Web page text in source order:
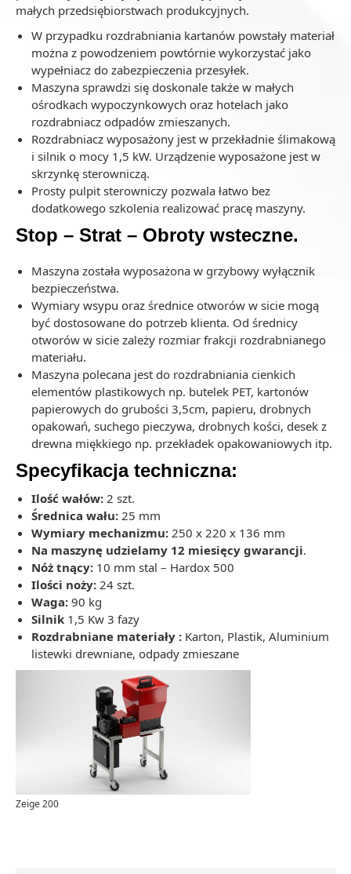
małych przedsiębiorstwach produkcyjnych.
W przypadku rozdrabniania kartanów powstały materiał
można z powodzeniem powtórnie wykorzystać jako
wypełniacz do zabezpieczenia przesyłek.
Maszyna sprawdzi się doskonale także w małych
ośrodkach wypoczynkowych oraz hotelach jako
rozdrabniacz odpadów zmieszanych.
Rozdrabniacz wyposażony jest w przekładnie ślimakową
i silnik o mocy 1,5 kW. Urządzenie wyposażone jest w
skrzynkę sterowniczą.
Prosty pulpit sterowniczy pozwala łatwo bez
dodatkowego szkolenia realizować pracę maszyny.
Stop – Strat – Obroty wsteczne.
Maszyna została wyposażona w grzybowy wyłącznik
bezpieczeństwa.
Wymiary wsypu oraz średnice otworów w sicie mogą
być dostosowane do potrzeb klienta. Od średnicy
otworów w sicie zależy rozmiar frakcji rozdrabnianego
materiału.
Maszyna polecana jest do rozdrabniania cienkich
elementów plastikowych np. butelek PET, kartonów
papierowych do grubości 3,5cm, papieru, drobnych
opakowań, suchego pieczywa, drobnych kości, desek z
drewna miękkiego np. przekładek opakowaniowych itp.
Specyfikacja techniczna:
Ilość wałów: 2 szt.
Średnica wału: 25 mm
Wymiary mechanizmu: 250 x 220 x 136 mm
Na maszynę udzielamy 12 miesięcy gwarancji.
Nóż tnący: 10 mm stal – Hardox 500
Ilości noży: 24 szt.
Waga: 90 kg
Silnik 1,5 Kw 3 fazy
Rozdrabniane materiały : Karton, Plastik, Aluminium
listewki drewniane, odpady zmieszane
Zeige 200